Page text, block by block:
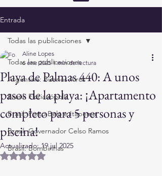
Entrada
Todas las publicaciones
Argentina: Buenos Aires
Brasil: Florianópolis
Brasil: Porto Belo e Itapema
Brasil: Governador Celso Ramos
Brasil: Bombinhas
Todas las publicaciones
Playa de Palmas 440: A unos
pasos de la playa: ¡Apartamento
completo para 5 personas y
piscina!
Aline Lopes
6 ene 2025 1 min de lectura
Actualizado:19 jul 2025
Obtuvo NaN de 5 estrellas.